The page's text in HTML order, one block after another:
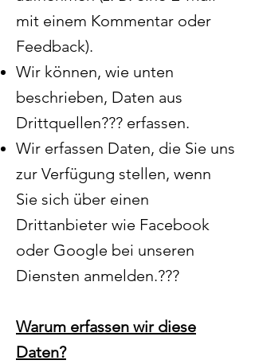
mit einem Kommentar oder
Feedback).
Wir können, wie unten
beschrieben, Daten aus
Drittquellen??? erfassen.
Wir erfassen Daten, die Sie uns
zur Verfügung stellen, wenn
Sie sich über einen
Drittanbieter wie Facebook
oder Google bei unseren
Diensten anmelden.???
Warum erfassen wir diese
Daten?